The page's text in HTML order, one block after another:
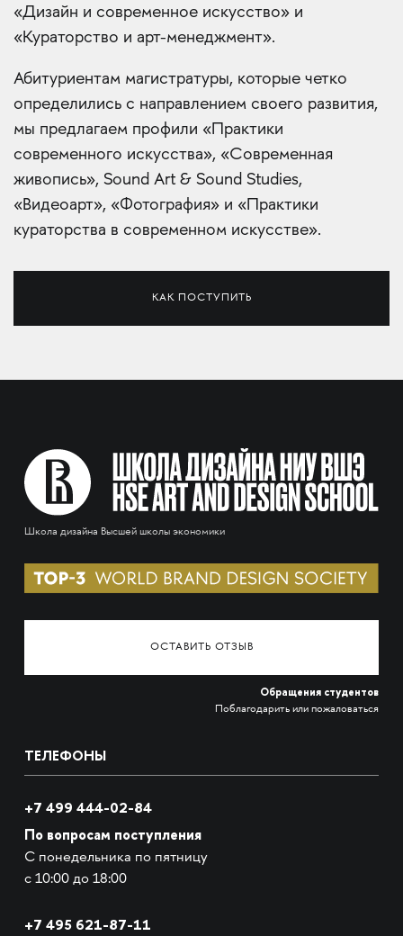
«Дизайн и современное искусство» и
«Кураторство и арт-менеджмент».
Абитуриентам магистратуры, которые четко
определились с направлением своего развития,
мы предлагаем профили «Практики
современного искусства», «Современная
живопись», Sound Art & Sound Studies,
«Видеоарт», «Фотография» и «Практики
кураторства в современном искусстве».
КАК ПОСТУПИТЬ
Школа дизайна Высшей школы экономики
ОСТАВИТЬ ОТЗЫВ
Обращения студентов
Поблагодарить или пожаловаться
ТЕЛЕФОНЫ
+7 499 444-02-84
По вопросам поступления
С понедельника по пятницу
с 10:00 до 18:00
+7 495 621-87-11